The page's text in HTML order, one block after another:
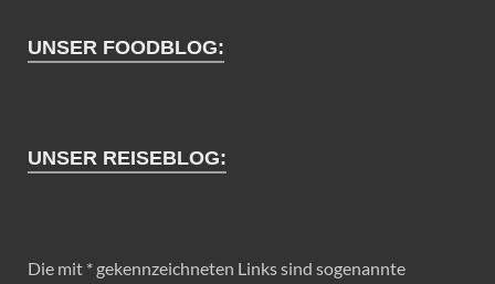
UNSER FOODBLOG:
UNSER REISEBLOG:
Die mit * gekennzeichneten Links sind sogenannte